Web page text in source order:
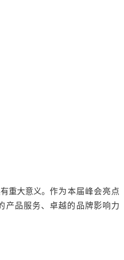
重大意义。作为本届峰会亮点
产品服务、卓越的品牌影响力